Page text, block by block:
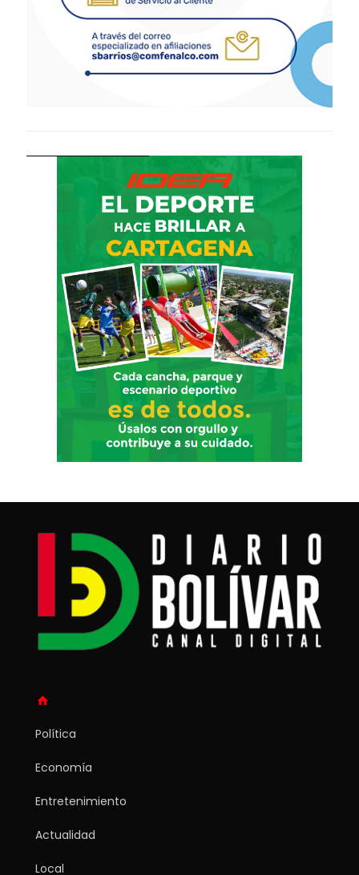
Política
Economía
Entretenimiento
Actualidad
Local